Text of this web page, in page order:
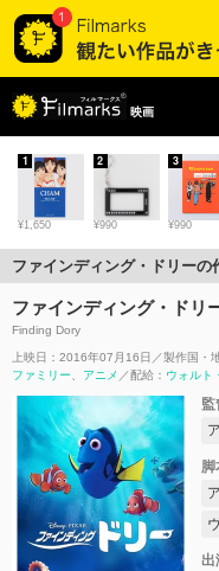
映画
¥1,650
1
¥990
2
¥990
3
ファインディング・ドリー
ファインディング・ドリ
Finding Dory
上映日：2016年07月16日 製作国・
ファミリー
アニメ 配給： ウォルト
監
脚
出